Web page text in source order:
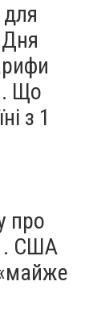
. Що
з 1
про
. США